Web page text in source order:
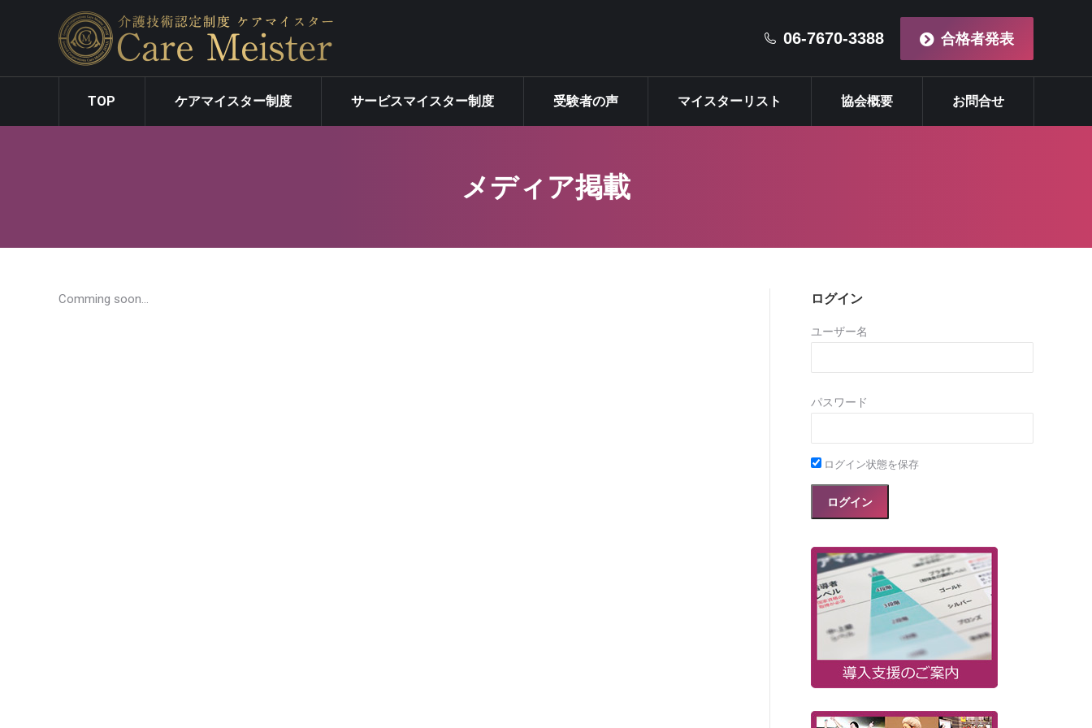
06-7670-3388 合格者発表
TOP ケアマイスター制度 サービスマイスター制度 受験者の声 マイスターリスト 協会概要 お問合せ
メディア掲載
Comming soon… ログイン
ユーザー名
パスワード
ログイン状態を保存
TOP ケアマイスター制度